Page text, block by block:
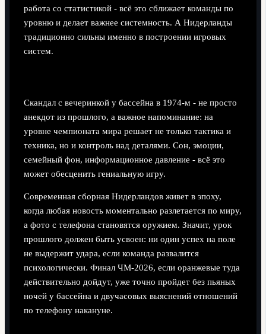
работа со статистикой - всё это сближает команды по
уровню и делает важнее системность. А Нидерланды
традиционно сильны именно в построении игровых
систем.
Скандал с вечеринкой у бассейна в 1974-м - не просто
анекдот из прошлого, а важное напоминание: на
уровне чемпионата мира решает не только тактика и
техника, но и контроль над деталями. Сон, эмоции,
семейный фон, информационное давление - всё это
может обесценить гениальную игру.
Современная сборная Нидерландов живет в эпоху,
когда любая новость моментально разлетается по миру,
а фото с телефона становятся оружием. Значит, урок
прошлого должен быть усвоен: ни один успех на поле
не выдержит удара, если команда развалится
психологически. Финал ЧМ‑2026, если оранжевые туда
действительно дойдут, уже точно пройдет без пьяных
ночей у бассейна и двучасовых выяснений отношений
по телефону накануне.